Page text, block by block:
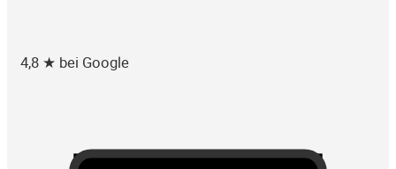
4,8 ★ bei Google